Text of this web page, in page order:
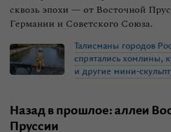
сквозь эпохи — от Восточной
Германии и Советского Союза.
Талисманы городов
спрятались хомлины,
и другие мини-
Назад в прошлое: аллеи
Пруссии